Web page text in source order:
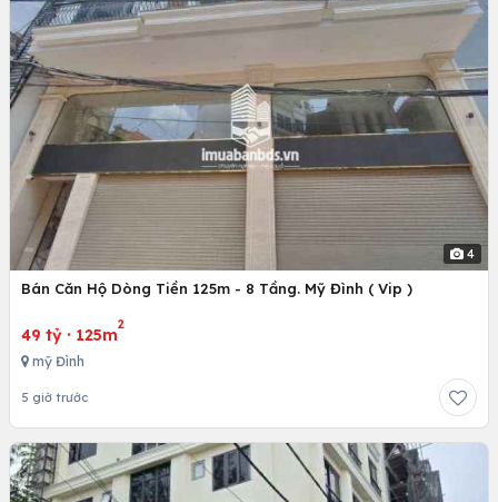
4
Bán Căn Hộ Dòng Tiền 125m - 8 Tầng. Mỹ Đình ( Vip )
49 tỷ · 125m
2
mỹ Đình
5 giờ trước